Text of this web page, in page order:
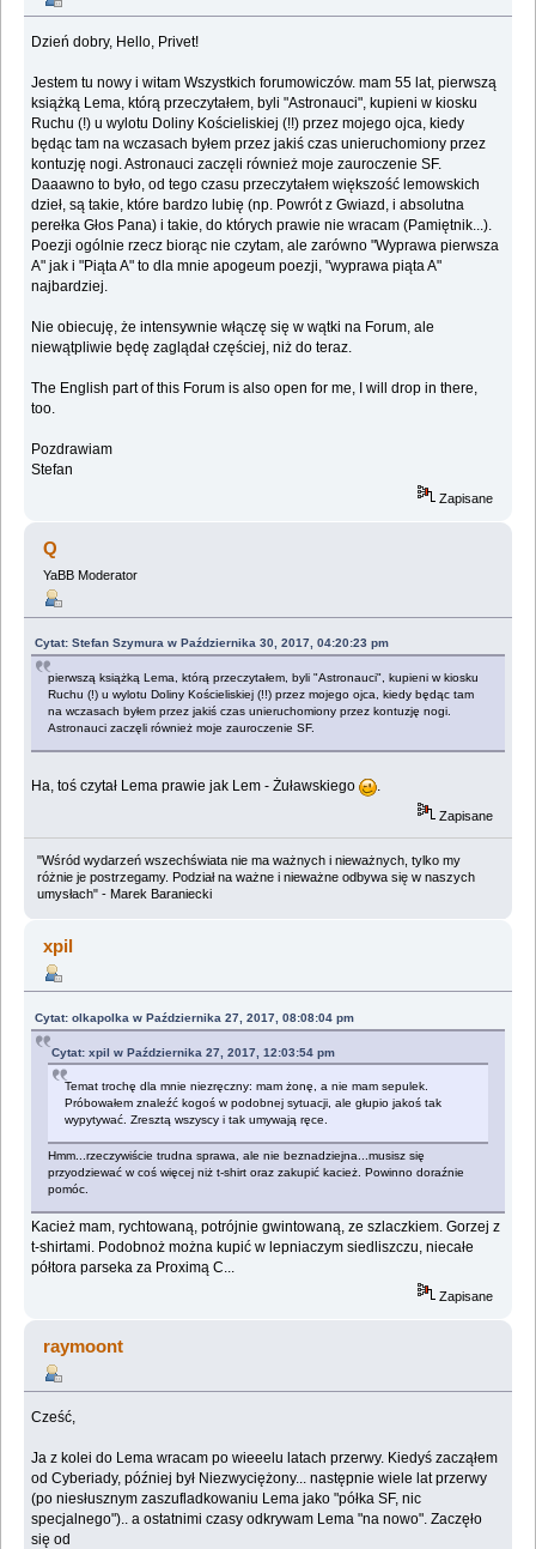
Dzień dobry, Hello, Privet!
Jestem tu nowy i witam Wszystkich forumowiczów. mam 55 lat, pierwszą
książką Lema, którą przeczytałem, byli "Astronauci", kupieni w kiosku
Ruchu (!) u wylotu Doliny Kościeliskiej (!!) przez mojego ojca, kiedy
będąc tam na wczasach byłem przez jakiś czas unieruchomiony przez
kontuzję nogi. Astronauci zaczęli również moje zauroczenie SF.
Daaawno to było, od tego czasu przeczytałem większość lemowskich
dzieł, są takie, które bardzo lubię (np. Powrót z Gwiazd, i absolutna
perełka Głos Pana) i takie, do których prawie nie wracam (Pamiętnik...).
Poezji ogólnie rzecz biorąc nie czytam, ale zarówno "Wyprawa pierwsza
A" jak i "Piąta A" to dla mnie apogeum poezji, "wyprawa piąta A"
najbardziej.
Nie obiecuję, że intensywnie włączę się w wątki na Forum, ale
niewątpliwie będę zaglądał częściej, niż do teraz.
The English part of this Forum is also open for me, I will drop in there,
too.
Pozdrawiam
Stefan
Zapisane
Q
YaBB Moderator
Cytat: Stefan Szymura w Października 30, 2017, 04:20:23 pm
pierwszą książką Lema, którą przeczytałem, byli "Astronauci", kupieni w kiosku
Ruchu (!) u wylotu Doliny Kościeliskiej (!!) przez mojego ojca, kiedy będąc tam
na wczasach byłem przez jakiś czas unieruchomiony przez kontuzję nogi.
Astronauci zaczęli również moje zauroczenie SF.
Ha, toś czytał Lema prawie jak Lem - Żuławskiego .
Zapisane
"Wśród wydarzeń wszechświata nie ma ważnych i nieważnych, tylko my
różnie je postrzegamy. Podział na ważne i nieważne odbywa się w naszych
umysłach" - Marek Baraniecki
xpil
Cytat: olkapolka w Października 27, 2017, 08:08:04 pm
Cytat: xpil w Października 27, 2017, 12:03:54 pm
Temat trochę dla mnie niezręczny: mam żonę, a nie mam sepulek.
Próbowałem znaleźć kogoś w podobnej sytuacji, ale głupio jakoś tak
wypytywać. Zresztą wszyscy i tak umywają ręce.
Hmm...rzeczywiście trudna sprawa, ale nie beznadziejna...musisz się
przyodziewać w coś więcej niż t-shirt oraz zakupić kacież. Powinno doraźnie
pomóc.
Kacież mam, rychtowaną, potrójnie gwintowaną, ze szlaczkiem. Gorzej z
t-shirtami. Podobnoż można kupić w lepniaczym siedliszczu, niecałe
półtora parseka za Proximą C...
Zapisane
raymoont
Cześć,
Ja z kolei do Lema wracam po wieeelu latach przerwy. Kiedyś zacząłem
od Cyberiady, później był Niezwyciężony... następnie wiele lat przerwy
(po niesłusznym zaszufladkowaniu Lema jako "półka SF, nic
specjalnego").. a ostatnimi czasy odkrywam Lema "na nowo". Zaczęło
się od